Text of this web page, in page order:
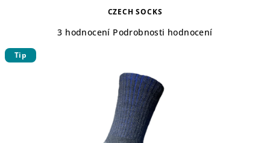
CZECH SOCKS
Průměrné
3 hodnocení Podrobnosti hodnocení
Tip